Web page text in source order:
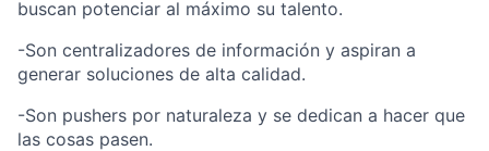
buscan potenciar al máximo su talento.
-Son centralizadores de información y aspiran a
generar soluciones de alta calidad.
-Son pushers por naturaleza y se dedican a hacer que
las cosas pasen.